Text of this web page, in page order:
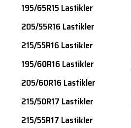
195/65R15 Lastikler
205/55R16 Lastikler
215/55R16 Lastikler
195/60R16 Lastikler
205/60R16 Lastikler
215/50R17 Lastikler
215/55R17 Lastikler